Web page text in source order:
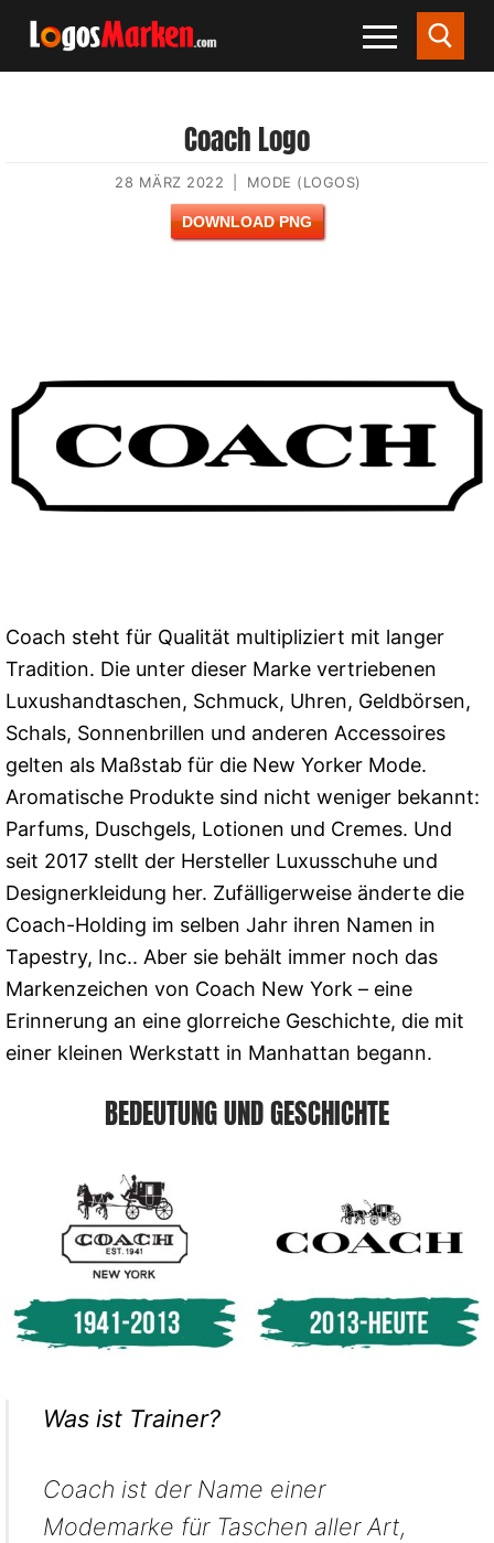
Coach Logo
28 MÄRZ 2022 MODE (LOGOS)
DOWNLOAD PNG
Coach steht für Qualität multipliziert mit langer
Tradition. Die unter dieser Marke vertriebenen
Luxushandtaschen, Schmuck, Uhren, Geldbörsen,
Schals, Sonnenbrillen und anderen Accessoires
gelten als Maßstab für die New Yorker Mode.
Aromatische Produkte sind nicht weniger bekannt:
Parfums, Duschgels, Lotionen und Cremes. Und
seit 2017 stellt der Hersteller Luxusschuhe und
Designerkleidung her. Zufälligerweise änderte die
Coach-Holding im selben Jahr ihren Namen in
Tapestry, Inc.. Aber sie behält immer noch das
Markenzeichen von Coach New York – eine
Erinnerung an eine glorreiche Geschichte, die mit
einer kleinen Werkstatt in Manhattan begann.
BEDEUTUNG UND GESCHICHTE
Was ist Trainer?
Coach ist der Name einer
Modemarke für Taschen aller Art,